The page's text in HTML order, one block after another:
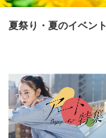
夏祭り・夏のイベン